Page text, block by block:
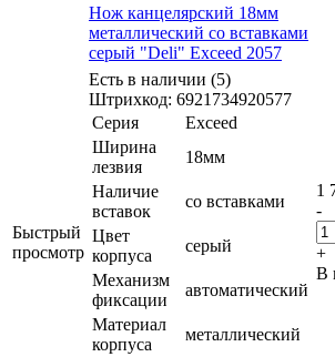
Быстрый
просмотр
Нож канцелярский 18мм
металлический со вставками
серый "Deli" Exceed 2057
Есть в наличии (5)
Штрихкод: 6921734920577
Серия
Exceed
Ширина
лезвия
18мм
Наличие
вставок
со вставками
Цвет
корпуса
серый
Механизм
фиксации
автоматический
Материал
корпуса
металлический
1
-
+
В